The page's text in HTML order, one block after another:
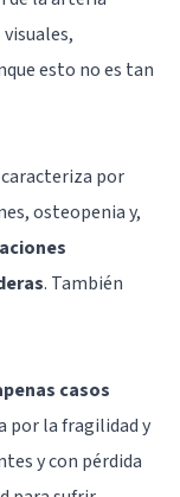
esto no es tan
por
osteopenia y,
. También
casos
por la fragilidad y
y con pérdida